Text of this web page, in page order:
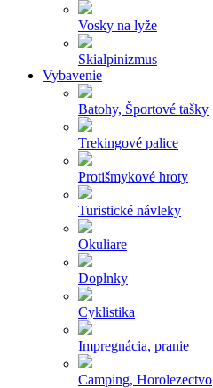
Vosky na lyže
Skialpinizmus
Vybavenie
Batohy, Športové tašky
Trekingové palice
Protišmykové hroty
Turistické návleky
Okuliare
Doplnky
Cyklistika
Impregnácia, pranie
Camping, Horolezectvo